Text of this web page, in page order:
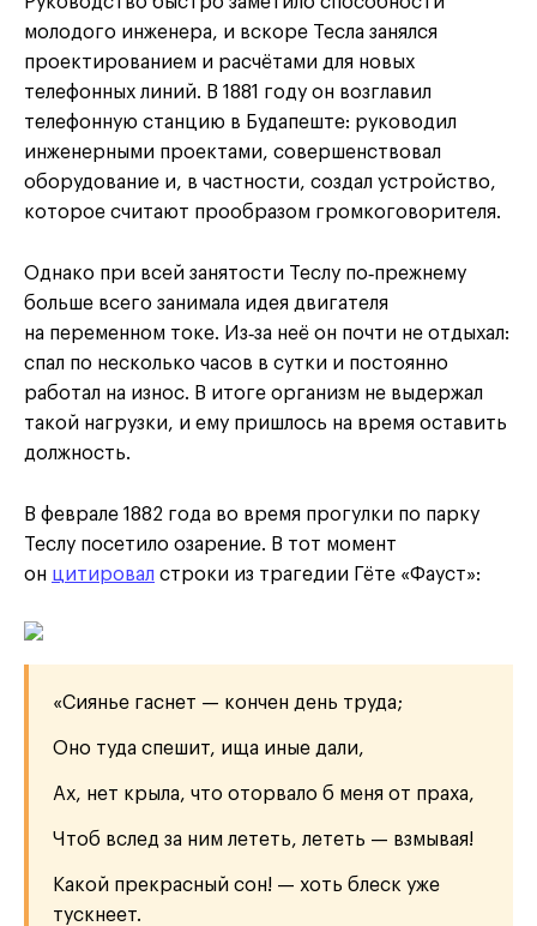
молодого инженера, и вскоре Тесла занялся
проектированием и расчётами для новых
телефонных линий. В 1881 году он возглавил
телефонную станцию в Будапеште: руководил
инженерными проектами, совершенствовал
оборудование и, в частности, создал устройство,
которое считают прообразом громкоговорителя.
Однако при всей занятости Теслу по‑прежнему
больше всего занимала идея двигателя
на переменном токе. Из‑за неё он почти не отдыхал:
спал по несколько часов в сутки и постоянно
работал на износ. В итоге организм не выдержал
такой нагрузки, и ему пришлось на время оставить
должность.
В феврале 1882 года во время прогулки по парку
Теслу посетило озарение. В тот момент
он цитировал строки из трагедии Гёте «Фауст»:
«Сиянье гаснет — кончен день труда;
Оно туда спешит, ища иные дали,
Ах, нет крыла, что оторвало б меня от праха,
Чтоб вслед за ним лететь, лететь — взмывая!
Какой прекрасный сон! — хоть блеск уже
тускнеет.